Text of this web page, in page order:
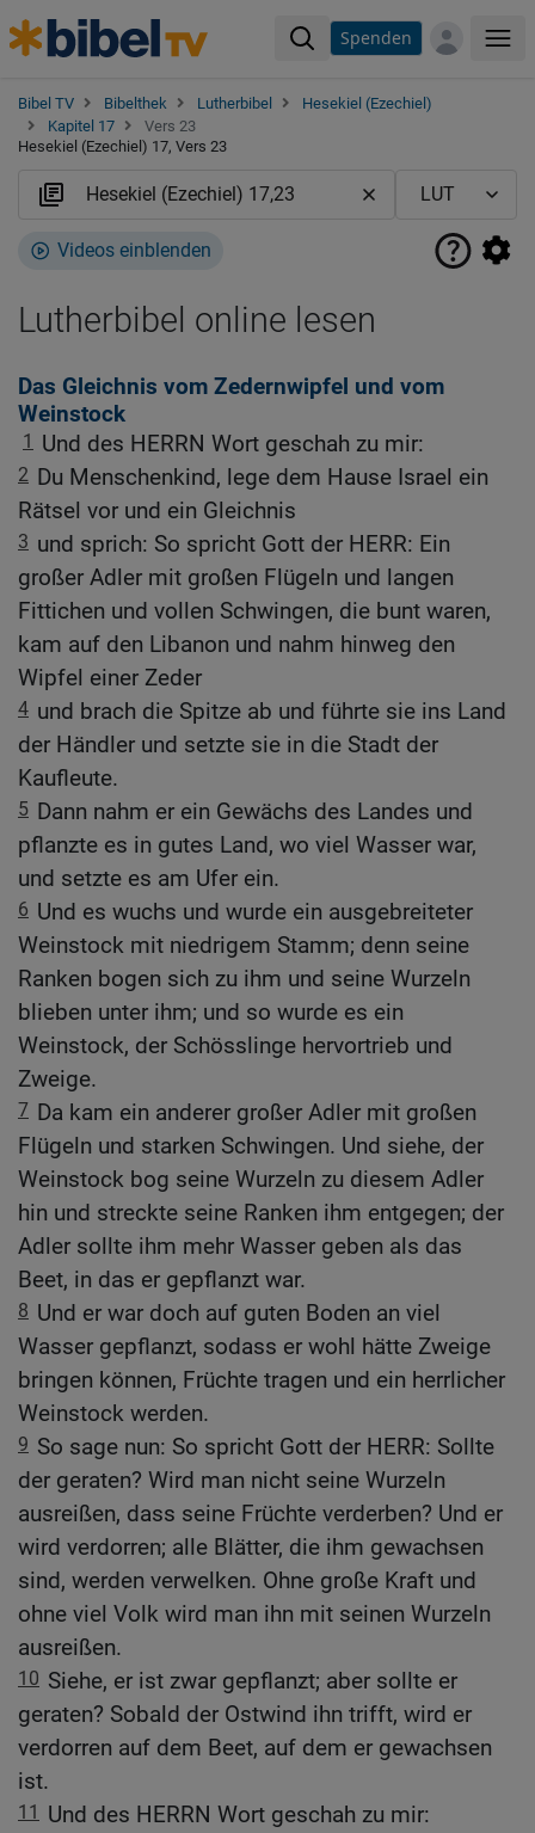
Spenden
Bibel TV Bibelthek Lutherbibel
Hesekiel (Ezechiel)
Kapitel 17
Vers 23
Hesekiel (Ezechiel) 17, Vers 23
Videos einblenden
Lutherbibel online lesen
Das Gleichnis vom Zedernwipfel und vom
Weinstock
1 Und des HERRN Wort geschah zu mir:
2 Du Menschenkind, lege dem Hause Israel ein
Rätsel vor und ein Gleichnis
3 und sprich: So spricht Gott der HERR: Ein
großer Adler mit großen Flügeln und langen
Fittichen und vollen Schwingen, die bunt waren,
kam auf den Libanon und nahm hinweg den
Wipfel einer Zeder
4 und brach die Spitze ab und führte sie ins Land
der Händler und setzte sie in die Stadt der
Kaufleute.
5 Dann nahm er ein Gewächs des Landes und
pflanzte es in gutes Land, wo viel Wasser war,
und setzte es am Ufer ein.
6 Und es wuchs und wurde ein ausgebreiteter
Weinstock mit niedrigem Stamm; denn seine
Ranken bogen sich zu ihm und seine Wurzeln
blieben unter ihm; und so wurde es ein
Weinstock, der Schösslinge hervortrieb und
Zweige.
7 Da kam ein anderer großer Adler mit großen
Flügeln und starken Schwingen. Und siehe, der
Weinstock bog seine Wurzeln zu diesem Adler
hin und streckte seine Ranken ihm entgegen; der
Adler sollte ihm mehr Wasser geben als das
Beet, in das er gepflanzt war.
8 Und er war doch auf guten Boden an viel
Wasser gepflanzt, sodass er wohl hätte Zweige
bringen können, Früchte tragen und ein herrlicher
Weinstock werden.
9 So sage nun: So spricht Gott der HERR: Sollte
der geraten? Wird man nicht seine Wurzeln
ausreißen, dass seine Früchte verderben? Und er
wird verdorren; alle Blätter, die ihm gewachsen
sind, werden verwelken. Ohne große Kraft und
ohne viel Volk wird man ihn mit seinen Wurzeln
ausreißen.
10 Siehe, er ist zwar gepflanzt; aber sollte er
geraten? Sobald der Ostwind ihn trifft, wird er
verdorren auf dem Beet, auf dem er gewachsen
ist.
11 Und des HERRN Wort geschah zu mir: